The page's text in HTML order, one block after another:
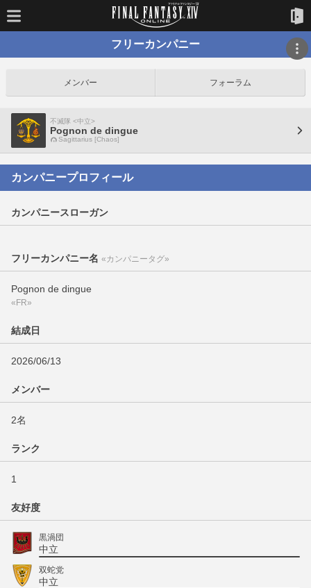
フリーカンパニー
メンバー フォーラム
不滅隊 <中立>
Pognon de dingue
Sagittarius [Chaos]
カンパニープロフィール
カンパニースローガン
フリーカンパニー名 «カンパニータグ»
Pognon de dingue
«FR»
結成日
2026/06/13
メンバー
2名
ランク
1
友好度
黒渦団
中立
双蛇党
中立